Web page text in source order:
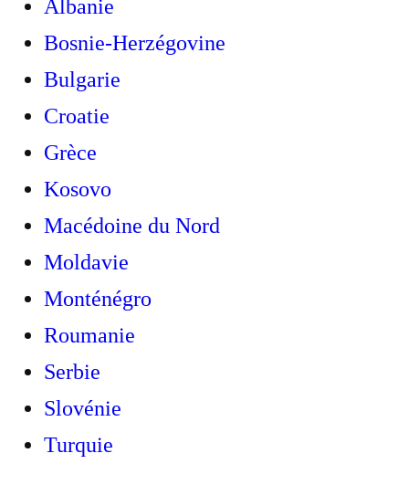
Albanie
Bosnie-Herzégovine
Bulgarie
Croatie
Grèce
Kosovo
Macédoine du Nord
Moldavie
Monténégro
Roumanie
Serbie
Slovénie
Turquie